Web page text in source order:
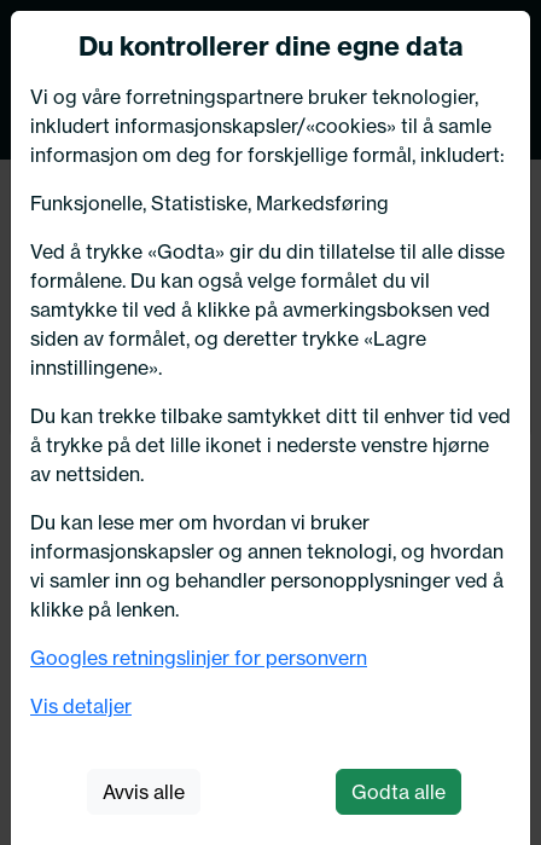
Tilbake
225/50X17 Continental VIKING
CONTACT 7 98T
VIKTIG MELDING TIL VÅRE KUNDER
Bildeleksperten har flyttet
Velkommen til oss på vår nye adresse:
Numedalsvegen 76, 3617 Kongsberg
Du kontrollerer dine egne data
Vi og våre forretningspartnere bruker teknologier,
inkludert informasjonskapsler/«cookies» til å samle
informasjon om deg for forskjellige formål, inkludert:
Funksjonelle, Statistiske, Markedsføring
Ved å trykke «Godta» gir du din tillatelse til alle disse
formålene. Du kan også velge formålet du vil
samtykke til ved å klikke på avmerkingsboksen ved
siden av formålet, og deretter trykke «Lagre
innstillingene».
Du kan trekke tilbake samtykket ditt til enhver tid ved
å trykke på det lille ikonet i nederste venstre hjørne
av nettsiden.
Du kan lese mer om hvordan vi bruker
informasjonskapsler og annen teknologi, og hvordan
vi samler inn og behandler personopplysninger ved å
klikke på lenken.
Googles retningslinjer for personvern
Vis detaljer
Avvis alle Godta alle